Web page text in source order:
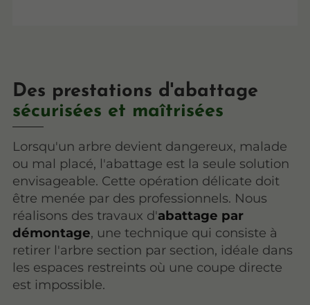
Des prestations d'abattage
sécurisées et maîtrisées
Lorsqu'un arbre devient dangereux, malade
ou mal placé, l'abattage est la seule solution
envisageable. Cette opération délicate doit
être menée par des professionnels. Nous
réalisons des travaux d'abattage par
démontage, une technique qui consiste à
retirer l'arbre section par section, idéale dans
les espaces restreints où une coupe directe
est impossible.